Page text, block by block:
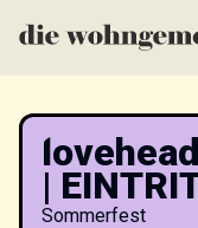
|
Sommerfest